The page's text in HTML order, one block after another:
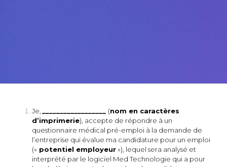
Je, (nom en caractères
d’imprimerie), accepte de répondre à un
questionnaire médical pré-emploi à la demande de
l’entreprise qui évalue ma candidature pour un emploi
(« potentiel employeur»), lequel sera analysé et
interprété par le logiciel Med Technologie qui a pour